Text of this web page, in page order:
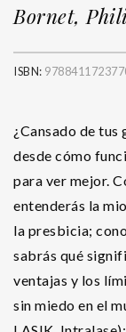
Bornet,
ISBN:
¿Cansado de tus
desde cómo
para ver mejor.
entenderás la
la presbicia;
sabrás qué
ventajas y los
sin miedo en el